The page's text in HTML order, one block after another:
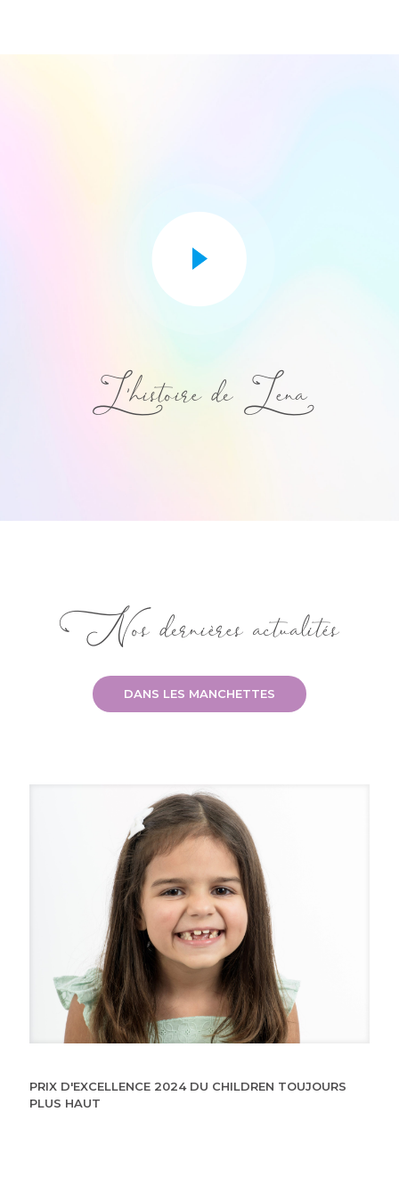
L'histoire de Lena
Nos dernières actualités
DANS LES MANCHETTES
PRIX D'EXCELLENCE 2024 DU CHILDREN TOUJOURS
PLUS HAUT